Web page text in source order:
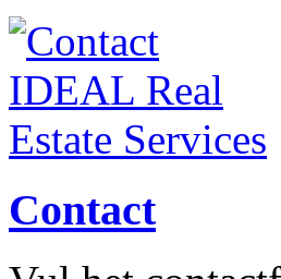
Contact